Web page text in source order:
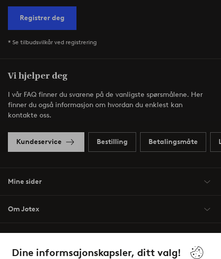
Dine informsajonskapsler, ditt valg!
Registrer deg
* Se tilbudsvilkår ved registrering
Vi hjelper deg
I vår FAQ finner du svarene på de vanligste spørsmålene. Her
finner du også informasjon om hvordan du enklest kan
kontakte oss.
Kundeservice Bestilling Betalingsmåte
Mine sider
Om Jotex